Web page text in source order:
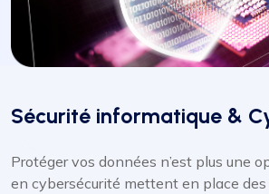
Sécurité informatique &
Protéger vos données n’est plus une
en cybersécurité mettent en place